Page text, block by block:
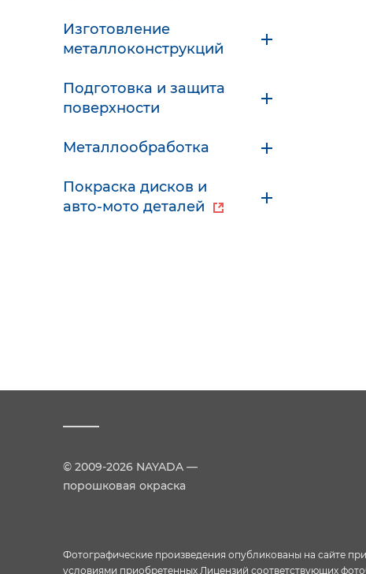
Изготовление
металлоконструкций
Подготовка и защита
поверхности
Металлообработка
Покраска дисков и
авто-мото деталей
© 2009-2026 NAYADA —
порошковая окраска
Фотографические произведения опубликованы на сайте
условиями приобретенных Лицензий соответствующих